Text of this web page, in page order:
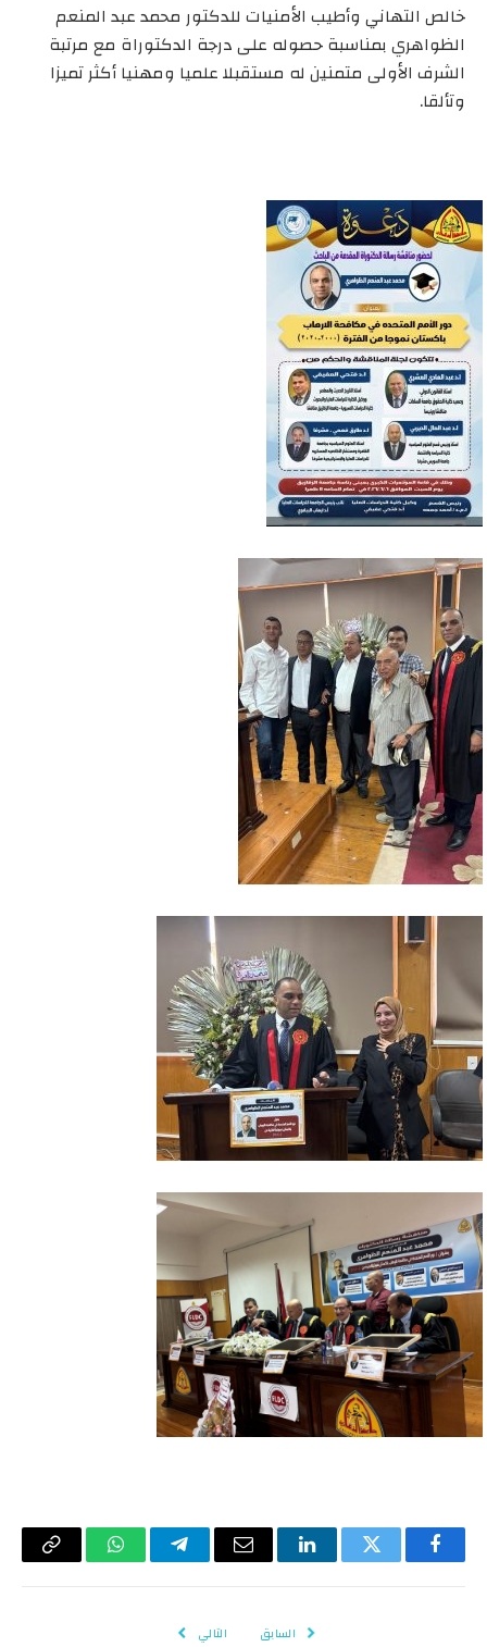
خالص التهاني وأطيب الأمنيات للدكتور محمد عبد المنعم
الظواهري بمناسبة حصوله على درجة الدكتوراة مع مرتبة
الشرف الأولى متمنين له مستقبلا علميا ومهنيا أكثر تميزا
وتألقا.
فيسبوكتويتر لينكدإن البريد
تيلقرام واتسابCopy
السابق التالي